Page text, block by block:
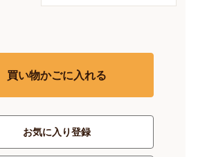
買い物かごに入れる
お気に入り登録